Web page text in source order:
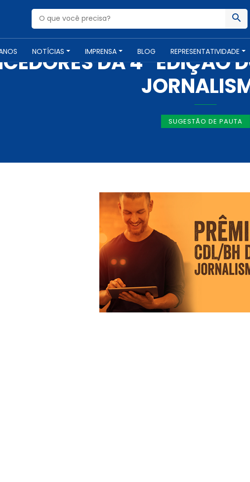
NOTÍCIAS IMPRENSA BLOG REPRESENTATIVIDADE
IMPRENSA -29 DE FEVEREIRO
DA 4ª EDIÇÃO
SUGESTÃO DE PAUTA